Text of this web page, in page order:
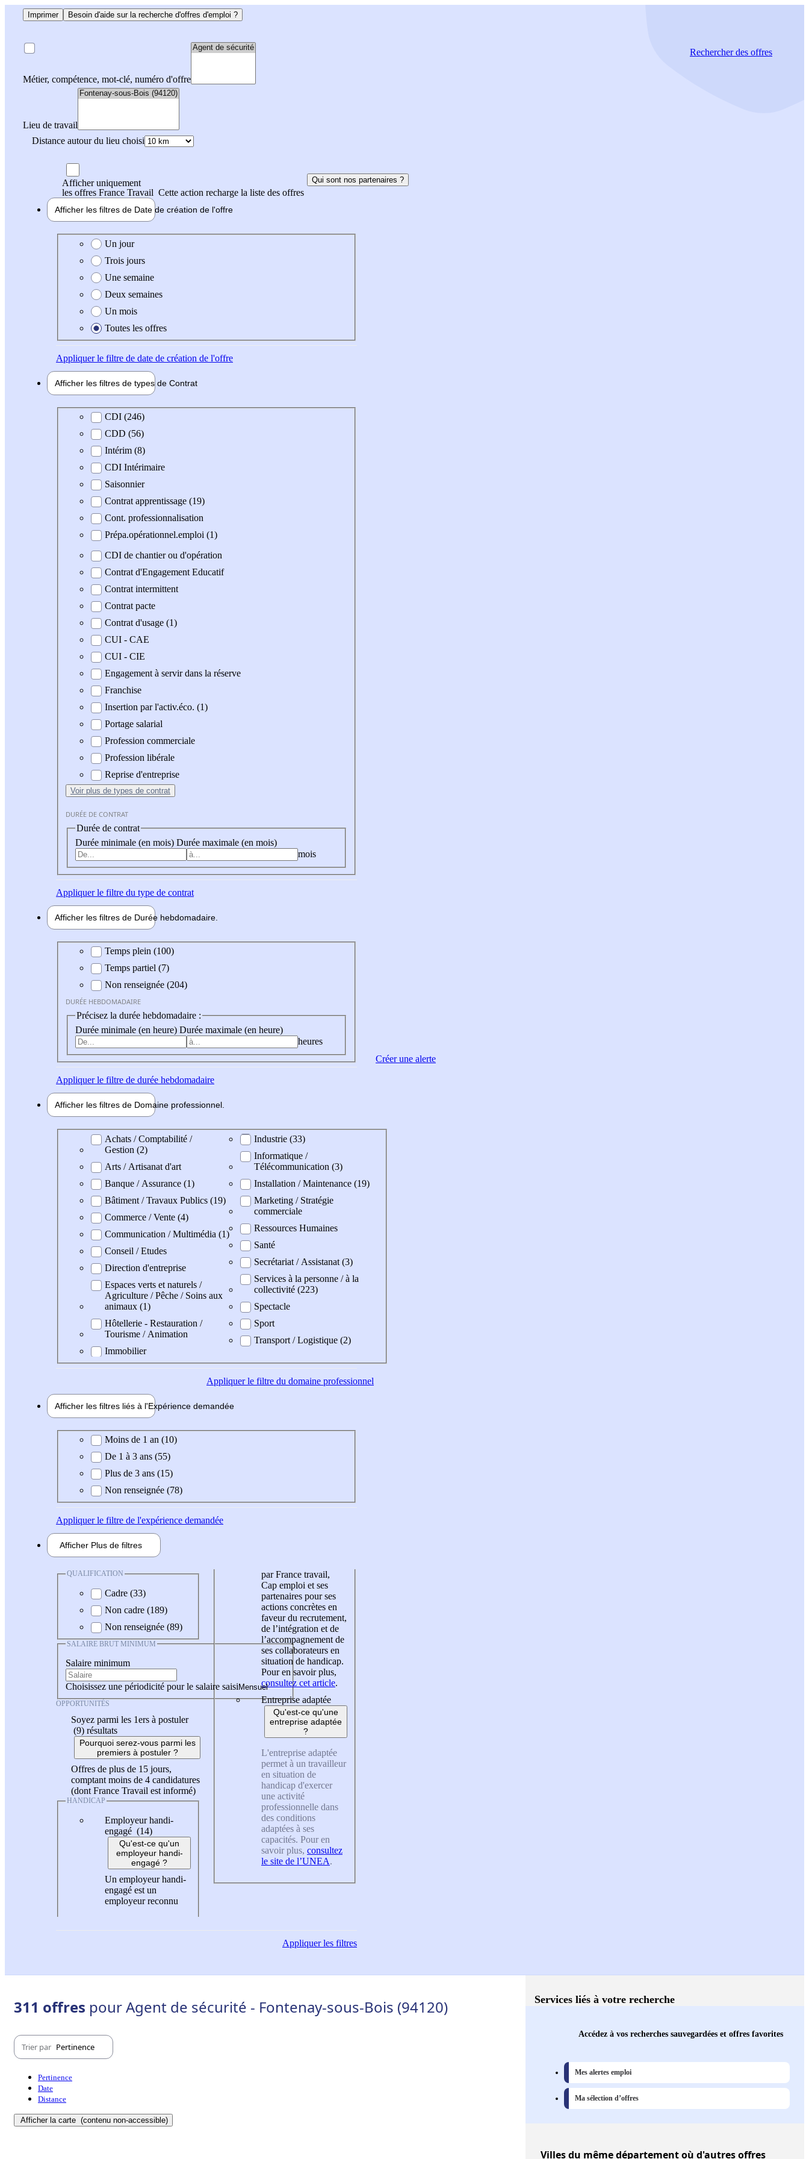
Imprimer Besoin d'aide sur la recherche d'offres d'emploi ?
Métier, compétence, mot-clé, numéro d'offre
Lieu de travail
Distance autour du lieu choisi
Rechercherdes offres
Afficher uniquement
les offres France Travail Cette action recharge la liste des offres
Qui sont nos partenaires ?
Afficher les filtres de Date de création de l'offre
Date de création de l'offre
Un jour
Trois jours
Une semaine
Deux semaines
Un mois
Toutes les offres
Appliquerle filtre de date de création de l'offre
Afficher les filtres de types de Contrat
Type de contratCDI (246)
CDD (56)
Intérim (8)
CDI Intérimaire
Saisonnier
Contrat apprentissage (19)
Cont. professionnalisation
Prépa.opérationnel.emploi (1)
CDI de chantier ou d'opération
Contrat d'Engagement Educatif
Contrat intermittent
Contrat pacte
Contrat d'usage (1)
CUI - CAE
CUI - CIE
Engagement à servir dans la réserve
Franchise
Insertion par l'activ.éco. (1)
Portage salarial
Profession commerciale
Profession libérale
Reprise d'entreprise
Voir plus de types de contrat
DURÉE DE CONTRAT
Durée de contrat
Durée minimale (en mois) Durée maximale (en mois)
mois
Appliquerle filtre du type de contrat
Afficher les filtres de Durée hebdomadaire
Durée hebdomadaire
Temps plein (100)
Temps partiel (7)
Non renseignée (204)
DURÉE HEBDOMADAIRE
Précisez la durée hebdomadaire :
Durée minimale (en heure) Durée maximale (en heure)
heures
Appliquerle filtre de durée hebdomadaire
Afficher les filtres de Domaine professionnel
Domaine professionel
Achats / Comptabilité /
Gestion (2)
Arts / Artisanat d'art
Banque / Assurance (1)
Bâtiment / Travaux Publics (19)
Commerce / Vente (4)
Communication / Multimédia (1)
Conseil / Etudes
Direction d'entreprise
Espaces verts et naturels /
Agriculture / Pêche / Soins aux
animaux (1)
Hôtellerie - Restauration /
Tourisme / Animation
Immobilier
Industrie (33)
Informatique /
Télécommunication (3)
Installation / Maintenance (19)
Marketing / Stratégie
commerciale
Ressources Humaines
Santé
Secrétariat / Assistanat (3)
Services à la personne / à la
collectivité (223)
Spectacle
Sport
Transport / Logistique (2)
Appliquerle filtre du domaine professionnel
Afficher les filtres liés à l'Expérience demandée
Expérience demandée
Moins de 1 an (10)
De 1 à 3 ans (55)
Plus de 3 ans (15)
Non renseignée (78)
Appliquerle filtre de l'expérience demandée
Afficher Plus de filtres
QUALIFICATION
Cadre (33)
Non cadre (189)
Non renseignée (89)
SALAIRE BRUT MINIMUM
Salaire minimum
Choisissez une périodicité pour le salaire saisi
OPPORTUNITÉS
Soyez parmi les 1ers à postuler
(9) résultats
Pourquoi serez-vous parmi les
premiers à postuler ?
Offres de plus de 15 jours,
comptant moins de 4 candidatures
(dont France Travail est informé)
HANDICAP
Employeur handi-
engagé (14)
Qu'est-ce qu'un
employeur handi-
engagé ?
Un employeur handi-
engagé est un
employeur reconnu
par France travail,
Cap emploi et ses
partenaires pour ses
actions concrètes en
faveur du recrutement,
de l’intégration et de
l’accompagnement de
ses collaborateurs en
situation de handicap.
Pour en savoir plus,
consultez cet article.
Entreprise adaptée
Qu'est-ce qu'une
entreprise adaptée
?
L'entreprise adaptée
permet à un travailleur
en situation de
handicap d'exercer
une activité
professionnelle dans
des conditions
adaptées à ses
capacités. Pour en
savoir plus, consultez
le site de l’UNEA.
Appliquerles filtres
Créer une alerte
311 offres pour Agent de sécurité - Fontenay-sous-Bois (94120)
Trier par Pertinence
Pertinence
Date
Distance
Afficher la carte (contenu non-accessible)
Services liés à votre recherche
Accédez à vos recherches sauvegardées et offres favorites
Mes alertes emploi
Ma sélection d’offres
Villesdu même département où d'autres offres